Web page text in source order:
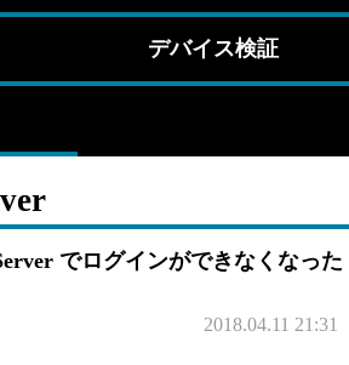
デバイス検証
でログインができなくなった
2018.04.11 21:31